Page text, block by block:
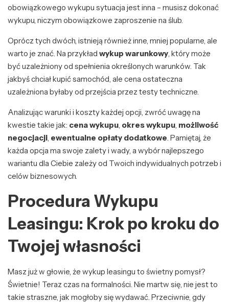
obowiązkowego wykupu sytuacja jest inna – musisz dokonać
wykupu, niczym obowiązkowe zaproszenie na ślub.
Oprócz tych dwóch, istnieją również inne, mniej popularne, ale
warto je znać. Na przykład wykup warunkowy, który może
być uzależniony od spełnienia określonych warunków. Tak
jakbyś chciał kupić samochód, ale cena ostateczna
uzależniona byłaby od przejścia przez testy techniczne.
Analizując warunki i koszty każdej opcji, zwróć uwagę na
kwestie takie jak: cena wykupu, okres wykupu, możliwość
negocjacji, ewentualne opłaty dodatkowe. Pamiętaj, że
każda opcja ma swoje zalety i wady, a wybór najlepszego
wariantu dla Ciebie zależy od Twoich indywidualnych potrzeb i
celów biznesowych.
Procedura Wykupu
Leasingu: Krok po kroku do
Twojej własności
Masz już w głowie, że wykup leasingu to świetny pomysł?
Świetnie! Teraz czas na formalności. Nie martw się, nie jest to
takie straszne, jak mogłoby się wydawać. Przeciwnie, gdy